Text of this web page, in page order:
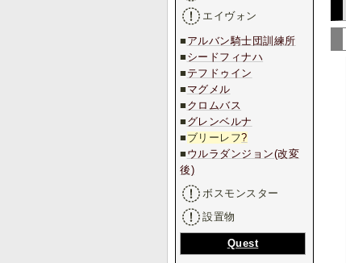
エイヴォン
■ アルバン騎士団訓練所
■ シードフィナハ
■ テフドゥイン
■ マグメル
■ クロムバス
■ グレンベルナ
■ ブリーレフ?
■ ウルラダンジョン(改変
後)
ボスモンスター
設置物
Quest